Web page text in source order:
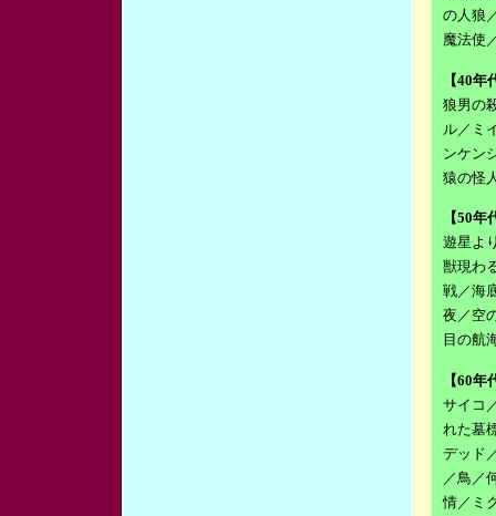
の人狼
魔法使
【40年
狼男の
ル／ミ
ンケン
猿の怪
【50年
遊星よ
獣現わ
戦／海
夜／空
目の航
【60年
サイコ
れた墓
デッド
／鳥／
情／ミ